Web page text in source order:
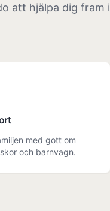
att hjälpa dig fram i
med gott om
och barnvagn.